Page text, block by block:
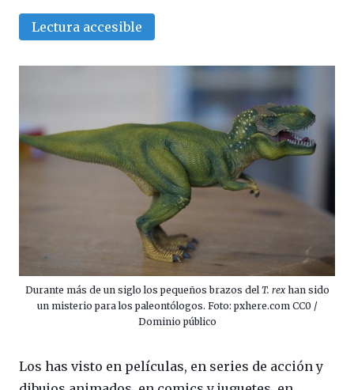
Lectura accesible
Durante más de un siglo los pequeños brazos del T. rexhan sido
un misterio para los paleontólogos. Foto: pxhere.com CC0 /
Dominio público
Los has visto en películas, en series de acción y